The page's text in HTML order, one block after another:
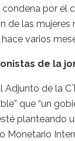
por el
de las
varios
de la
Adjunto de la
que “un
planteando
Monetario